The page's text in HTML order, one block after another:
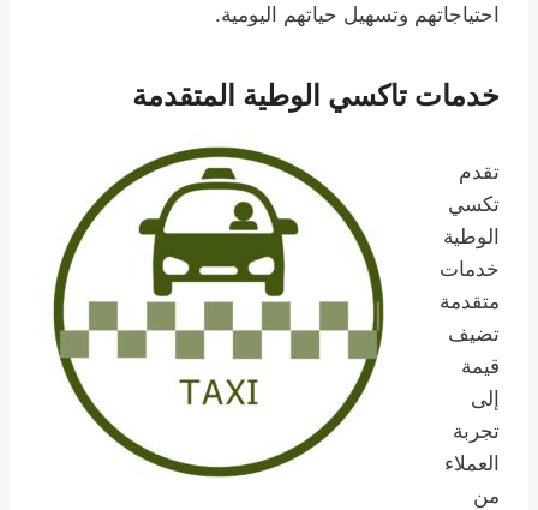
احتياجاتهم وتسهيل حياتهم اليومية.
خدمات تاكسي الوطية المتقدمة
تقدم
تكسي
الوطية
خدمات
متقدمة
تضيف
قيمة
إلى
تجربة
العملاء
من